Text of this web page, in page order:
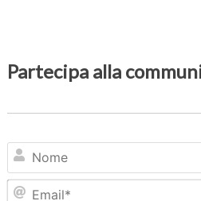
Partecipa alla